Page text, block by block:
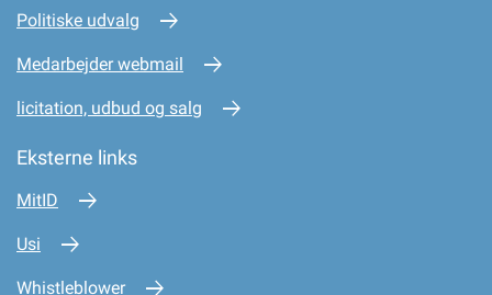
Politiske udvalg
Medarbejder webmail
licitation, udbud og salg
Eksterne links
MitID
Usi
Whistleblower